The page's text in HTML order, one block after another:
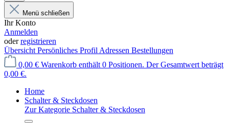
Menü schließen
Ihr Konto
Anmelden
oderregistrieren
Übersicht Persönliches Profil Adressen Bestellungen
0,00 € Warenkorb enthält 0 Positionen. Der Gesamtwert beträgt
0,00 €.
Home
Schalter & Steckdosen
Zur Kategorie Schalter & Steckdosen